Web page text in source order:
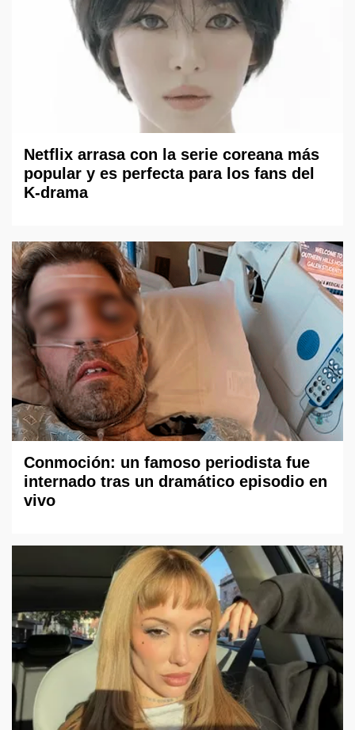
Netflix arrasa con la serie coreana más
popular y es perfecta para los fans del
K-drama
Conmoción: un famoso periodista fue
internado tras un dramático episodio en
vivo